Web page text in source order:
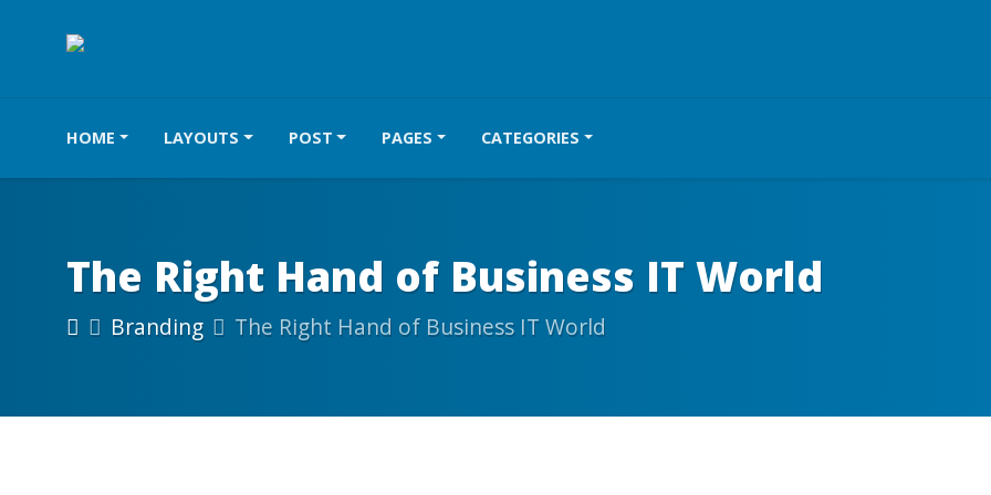
HOME LAYOUTS POST PAGES CATEGORIES
The Right Hand of Business IT World
Branding The Right Hand of Business IT World